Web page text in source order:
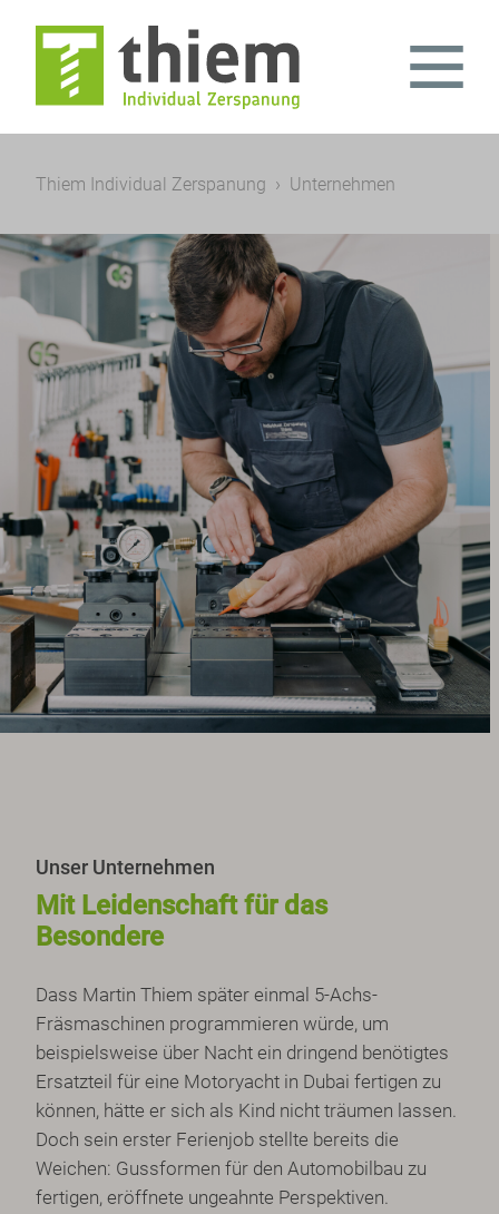
Thiem Individual Zerspanung Unternehmen
Unser Unternehmen
Mit Leidenschaft für das
Besondere
Dass Martin Thiem später einmal 5-Achs-
Fräsmaschinen programmieren würde, um
beispielsweise über Nacht ein dringend benötigtes
Ersatzteil für eine Motoryacht in Dubai fertigen zu
können, hätte er sich als Kind nicht träumen lassen.
Doch sein erster Ferienjob stellte bereits die
Weichen: Gussformen für den Automobilbau zu
fertigen, eröffnete ungeahnte Perspektiven.